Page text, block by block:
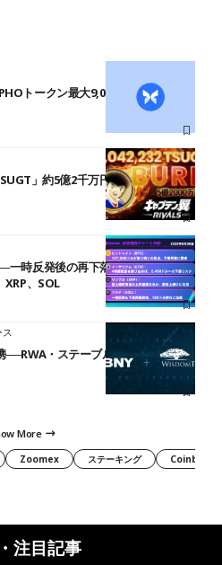
トークン最大9,000万枚取得へ──
」約5億2千万円分のバーンを実
一時反発後の再下落に警戒【仮想通
、SOL
・ステーブルコインへのアク
More
Zoomex ステーキング Coinbase
注目記事